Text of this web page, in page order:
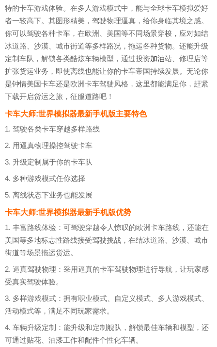
特的卡车游戏体验。在多人游戏模式中，能与全球卡车模拟爱好
者一较高下。其图形精美，驾驶物理逼真，给你身临其境之感。
你可以驾驶各种卡车，在欧洲、美国等不同场景穿梭，应对如结
冰道路、沙漠、城市街道等多样路况，拖运各种货物。还能升级
定制车队，解锁各类酷炫车辆模型，通过投资加油站、修理店等
扩张货运业务，即使离线也能让你的卡车帝国持续发展。无论你
是钟情美国卡车还是欧洲卡车驾驶风格，这里都能满足你，赶紧
下载开启货运之旅，征服道路吧！
卡车大师:世界模拟器最新手机版主要特色
1. 驾驶各类卡车穿越多样路线
2. 用逼真物理操控驾驶卡车
3. 升级定制属于你的卡车队
4. 多种游戏模式任你选择
5. 离线状态下业务也能发展
卡车大师:世界模拟器最新手机版优势
1. 丰富路线体验：可驾驶穿越令人惊叹的欧洲卡车路线，还能在
美国等多地标志性路线接受驾驶挑战，在结冰道路、沙漠、城市
街道等场景拖运货运。
2. 逼真驾驶物理：采用逼真的卡车驾驶物理进行导航，让玩家感
受真实驾驶体验。
3. 多样游戏模式：拥有职业模式、自定义模式、多人游戏模式、
活动模式等，满足不同玩家需求。
4. 车辆升级定制：能升级和定制舰队，解锁最佳车辆和模型，还
可通过贴花、油漆工作和配件个性化车辆。